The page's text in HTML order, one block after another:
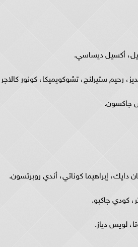
أكسيل ديساسي.
رحيم ستيرلنج، تشوكويميكا، كونور
جاكسون.
دايك، إبراهيما كوناتي، أندي روبرتسون.
كودي جاكبو.
لويس دياز.